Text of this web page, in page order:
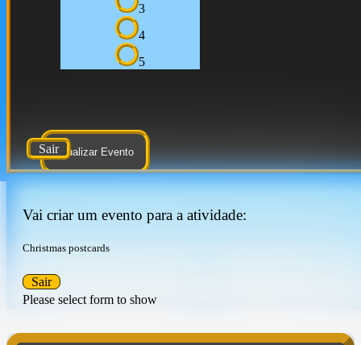
3
4
5
Atualizar Evento
Sair
Vai criar um evento para a atividade:
Christmas postcards
Please select form to show
Sair